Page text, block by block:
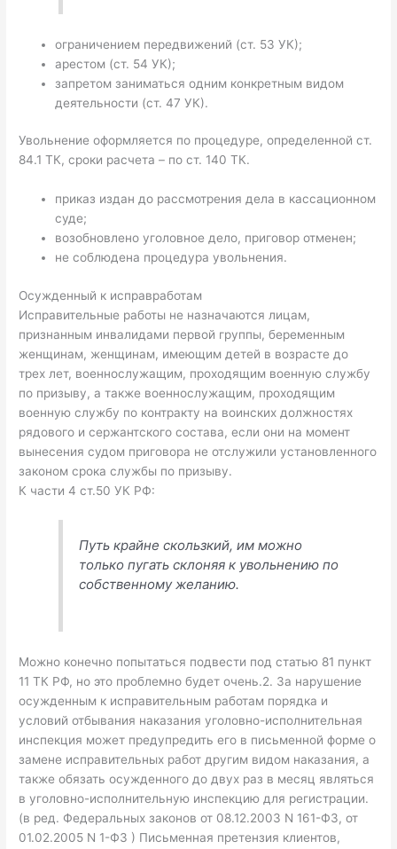
ограничением передвижений (ст. 53 УК);
арестом (ст. 54 УК);
запретом заниматься одним конкретным видом
деятельности (ст. 47 УК).
Увольнение оформляется по процедуре, определенной ст.
84.1 ТК, сроки расчета – по ст. 140 ТК.
приказ издан до рассмотрения дела в кассационном
суде;
возобновлено уголовное дело, приговор отменен;
не соблюдена процедура увольнения.
Осужденный к исправработам
Исправительные работы не назначаются лицам,
признанным инвалидами первой группы, беременным
женщинам, женщинам, имеющим детей в возрасте до
трех лет, военнослужащим, проходящим военную службу
по призыву, а также военнослужащим, проходящим
военную службу по контракту на воинских должностях
рядового и сержантского состава, если они на момент
вынесения судом приговора не отслужили установленного
законом срока службы по призыву.
К части 4 ст.50 УК РФ:
Путь крайне скользкий, им можно
только пугать склоняя к увольнению по
собственному желанию.
Можно конечно попытаться подвести под статью 81 пункт
11 ТК РФ, но это проблемно будет очень.2. За нарушение
осужденным к исправительным работам порядка и
условий отбывания наказания уголовно-исполнительная
инспекция может предупредить его в письменной форме о
замене исправительных работ другим видом наказания, а
также обязать осужденного до двух раз в месяц являться
в уголовно-исполнительную инспекцию для регистрации.
(в ред. Федеральных законов от 08.12.2003 N 161-ФЗ, от
01.02.2005 N 1-ФЗ ) Письменная претензия клиентов,